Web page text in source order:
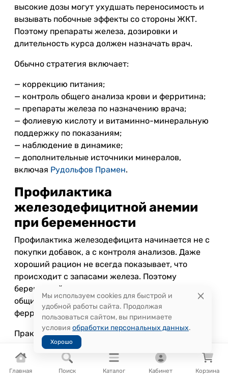
Главная Поиск Каталог Кабинет Корзина
высокие дозы могут ухудшать переносимость и
вызывать побочные эффекты со стороны ЖКТ.
Поэтому препараты железа, дозировки и
длительность курса должен назначать врач.
Обычно стратегия включает:
— коррекцию питания;
— контроль общего анализа крови и ферритина;
— препараты железа по назначению врача;
— фолиевую кислоту и витаминно-минеральную
поддержку по показаниям;
— наблюдение в динамике;
— дополнительные источники минералов,
включая Рудольфов Прамен.
Профилактика
железодефицитной анемии
при беременности
Профилактика железодефицита начинается не с
покупки добавок, а с контроля анализов. Даже
хороший рацион не всегда показывает, что
происходит с запасами железа. Поэтому
беременной женщине важно регулярно сдавать
общий анализ крови и, при необходимости,
ферритин.
Практический план профилактики:
Сдать общий анализ крови в сроки,
рекомендованные врачом.
Мы используем cookies для быстрой и
удобной работы сайта. Продолжая
пользоваться сайтом, вы принимаете
условия обработки персональных данных.
Хорошо